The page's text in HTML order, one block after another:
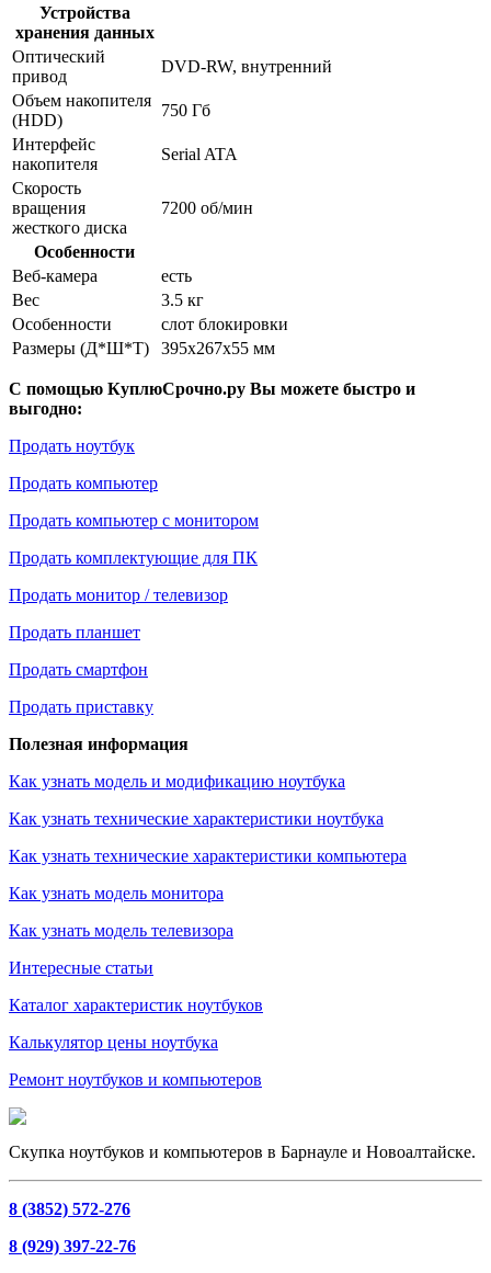
Устройства
хранения данных
Оптический
привод
DVD-RW, внутренний
Объем накопителя
(HDD)
750 Гб
Интерфейс
накопителя
Serial ATA
Скорость
вращения
жесткого диска
7200 об/мин
Особенности
Веб-камера
есть
Вес
3.5 кг
Особенности
слот блокировки
Размеры (Д*Ш*Т)
395x267x55 мм
С помощью КуплюСрочно.ру Вы можете быстро и
выгодно:
Продать ноутбук
Продать компьютер
Продать компьютер с монитором
Продать комплектующие для ПК
Продать монитор / телевизор
Продать планшет
Продать смартфон
Продать приставку
Полезная информация
Как узнать модель и модификацию ноутбука
Как узнать технические характеристики ноутбука
Как узнать технические характеристики компьютера
Как узнать модель монитора
Как узнать модель телевизора
Интересные статьи
Каталог характеристик ноутбуков
Калькулятор цены ноутбука
Ремонт ноутбуков и компьютеров
Скупка ноутбуков и компьютеров в Барнауле и Новоалтайске.
8 (3852) 572-276
8 (929) 397-22-76